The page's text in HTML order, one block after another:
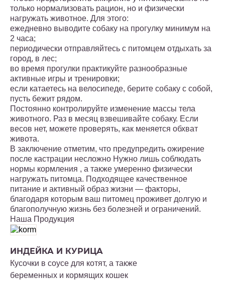
только нормализовать рацион, но и физически
нагружать животное. Для этого:
ежедневно выводите собаку на прогулку минимум на
2 часа;
периодически отправляйтесь с питомцем отдыхать за
город, в лес;
во время прогулки практикуйте разнообразные
активные игры и тренировки;
если катаетесь на велосипеде, берите собаку с собой,
пусть бежит рядом.
Постоянно контролируйте изменение массы тела
животного. Раз в месяц взвешивайте собаку. Если
весов нет, можете проверять, как меняется обхват
живота.
В заключение отметим, что предупредить ожирение
после кастрации несложно Нужно лишь соблюдать
нормы кормления , а также умеренно физически
нагружать питомца. Подходящее качественное
питание и активный образ жизни — факторы,
благодаря которым ваш питомец проживет долгую и
благополучную жизнь без болезней и ограничений.
Наша Продукция
ИНДЕЙКА И КУРИЦА
Кусочки в соусе для котят, а также
беременных и кормящих кошек